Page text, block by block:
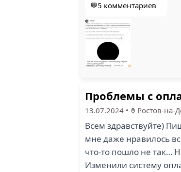
💬5 комментариев
Проблемы с
13.07.2024 • Ростов-на-
Всем здравствуйте)
мне даже нравилось
что-то пошло не так…
Изменили систему